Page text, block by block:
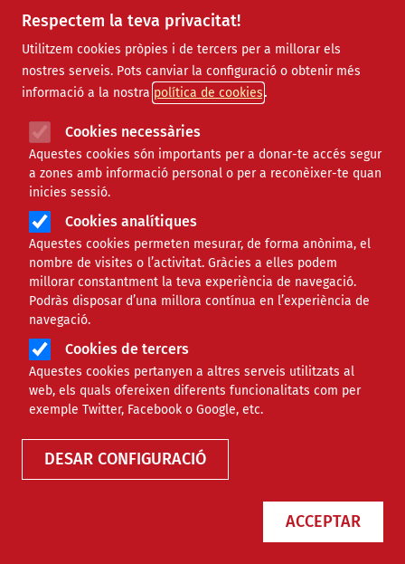
Respectem la teva privacitat!
Utilitzem cookies pròpies i de tercers per a millorar els
nostres serveis. Pots canviar la configuració o obtenir més
informació a la nostra política de cookies
Cookies necessàries
Aquestes cookies són importants per a donar-te accés segur
a zones amb informació personal o per a reconèixer-te quan
inicies sessió.
Cookies analítiques
Aquestes cookies permeten mesurar, de forma anònima, el
nombre de visites o l’activitat. Gràcies a elles podem
millorar constantment la teva experiència de navegació.
Podràs disposar d’una millora contínua en l’experiència de
navegació.
Cookies de tercers
Aquestes cookies pertanyen a altres serveis utilitzats al
web, els quals ofereixen diferents funcionalitats com per
exemple Twitter, Facebook o Google, etc.
DESAR CONFIGURACIÓ
ACCEPTAR
FESC
El Festival FESC’25 reuneix 8.000
persones per celebrar la força de
l’economia solidària